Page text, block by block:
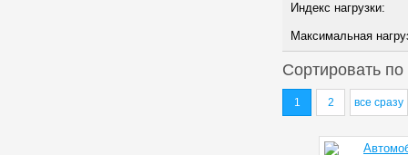
Индекс нагрузки:
Максимальная
Сортировать по
1 2 все сразу